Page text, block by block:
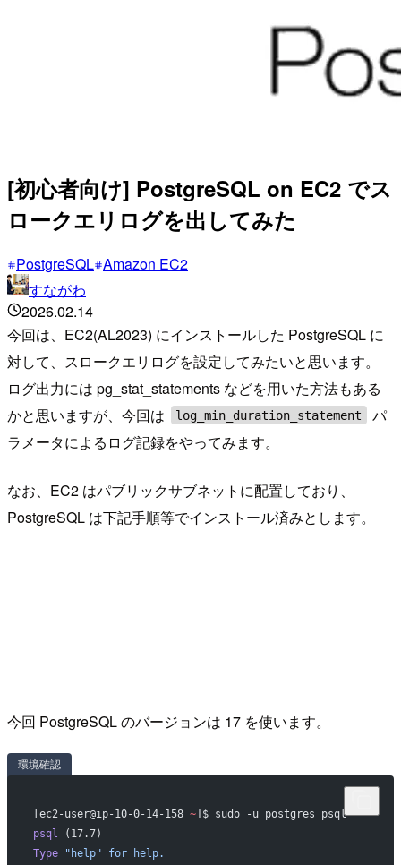
[初心者向け] PostgreSQL on EC2 でス
ロークエリログを出してみた
PostgreSQL Amazon EC2
すながわ
2026.02.14
今回は、EC2(AL2023) にインストールした PostgreSQL に
対して、スロークエリログを設定してみたいと思います。
ログ出力には pg_stat_statements などを用いた方法もある
かと思いますが、今回は
log_min_duration_statement
パ
ラメータによるログ記録をやってみます。
なお、EC2 はパブリックサブネットに配置しており、
PostgreSQL は下記手順等でインストール済みとします。
今回 PostgreSQL のバージョンは 17 を使います。
環境確認
[ec2-user@ip-10-0-14-158 ~]$ sudo -u postgres psql
psql (17.7)
Type "help" for help.